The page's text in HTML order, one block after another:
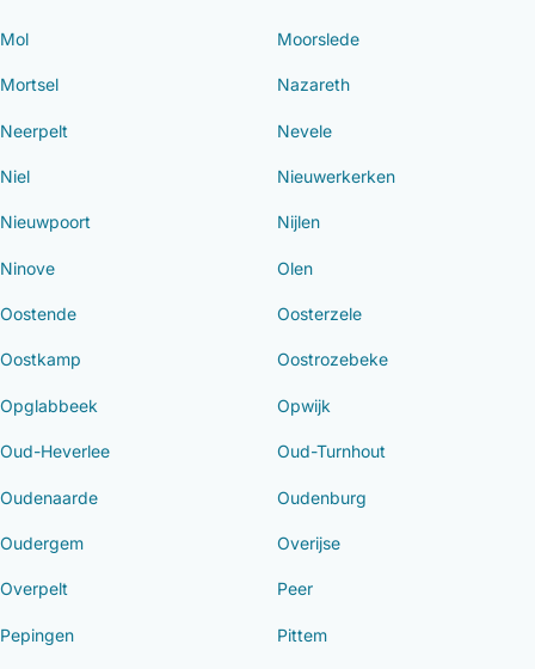
Mol Moorslede
Mortsel Nazareth
Neerpelt Nevele
Niel Nieuwerkerken
Nieuwpoort Nijlen
Ninove Olen
Oostende Oosterzele
Oostkamp Oostrozebeke
Opglabbeek Opwijk
Oud-Heverlee Oud-Turnhout
Oudenaarde Oudenburg
Oudergem Overijse
Overpelt Peer
Pepingen Pittem